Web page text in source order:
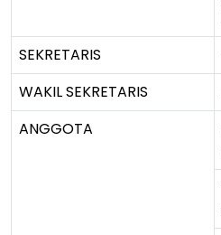
SEKRETARIS
WAKIL SEKRETARIS
ANGGOTA